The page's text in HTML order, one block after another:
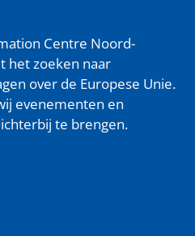
Centre Noord-
het zoeken naar
over de Europese Unie.
evenementen en
te brengen.